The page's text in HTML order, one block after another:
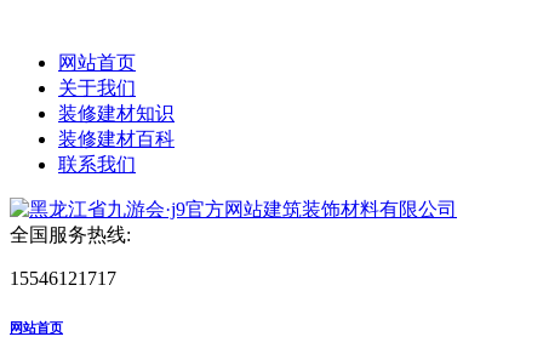
网站首页
关于我们
装修建材知识
装修建材百科
联系我们
全国服务热线:
15546121717
网站首页